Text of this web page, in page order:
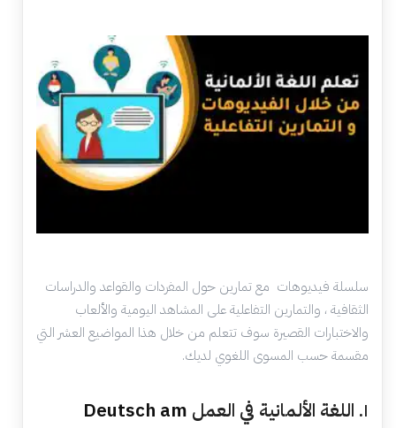
سلسلة فيديوهات مع تمارين حول المفردات والقواعد والدراسات
الثقافية ، والتمارين التفاعلية على المشاهد اليومية والألعاب
والاختبارات القصيرة سوف تتعلم من خلال هذا المواضيع العشر التي
مقسمة حسب المسوى اللغوي لديك.
١. اللغة الألمانية في العمل
Deutsch am